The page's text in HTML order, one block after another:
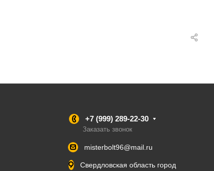
+7 (999) 289-22-30
Заказать звонок
misterbolt96@mail.ru
Свердловская область город